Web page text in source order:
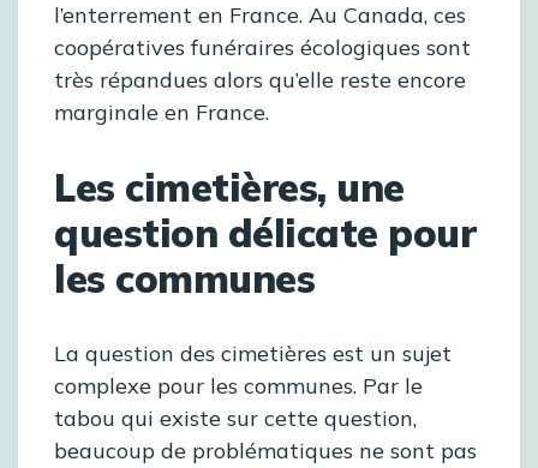
l’enterrement en France. Au Canada, ces
coopératives funéraires écologiques sont
très répandues alors qu’elle reste encore
marginale en France.
Les cimetières, une
question délicate pour
les communes
La question des cimetières est un sujet
complexe pour les communes. Par le
tabou qui existe sur cette question,
beaucoup de problématiques ne sont pas